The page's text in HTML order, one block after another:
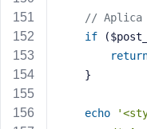
// Aplica
if
    }
echo